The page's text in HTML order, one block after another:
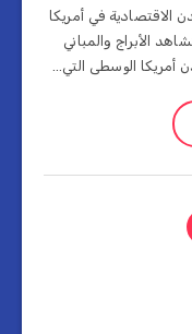
الاقتصادية في أمريكا
الأبراج والمباني
الوسطى التي…